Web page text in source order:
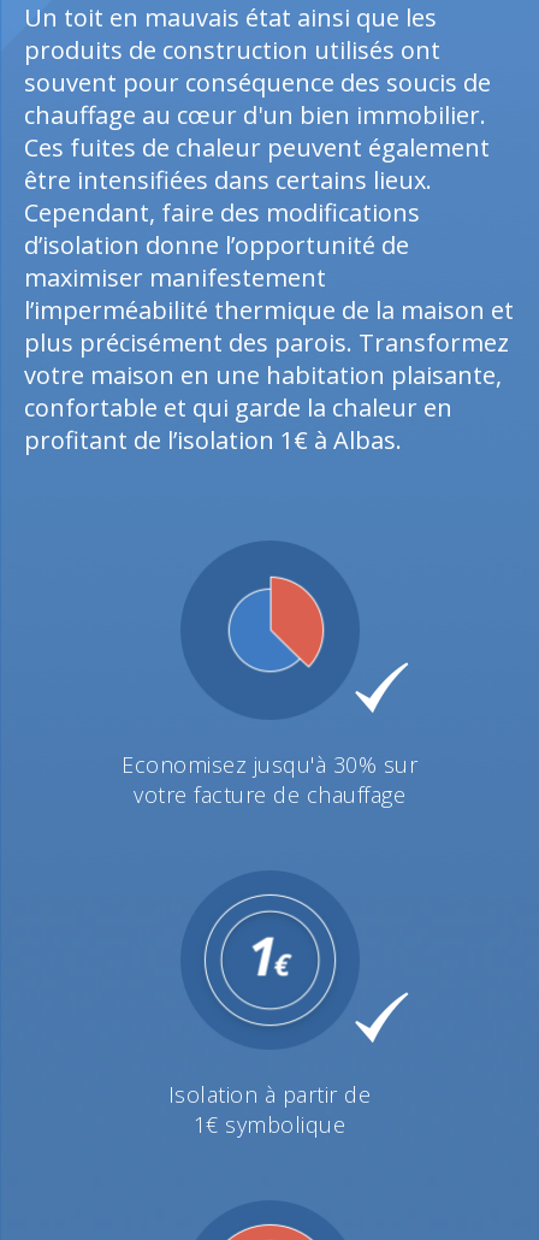
Un toit en mauvais état ainsi que les
produits de construction utilisés ont
souvent pour conséquence des soucis de
chauffage au cœur d'un bien immobilier.
Ces fuites de chaleur peuvent également
être intensifiées dans certains lieux.
Cependant, faire des modifications
d’isolation donne l’opportunité de
maximiser manifestement
l’imperméabilité thermique de la maison et
plus précisément des parois. Transformez
votre maison en une habitation plaisante,
confortable et qui garde la chaleur en
profitant de l’isolation 1€ à Albas.
Economisez jusqu'à 30% sur
votre facture de chauffage
Isolation à partir de
1€ symbolique